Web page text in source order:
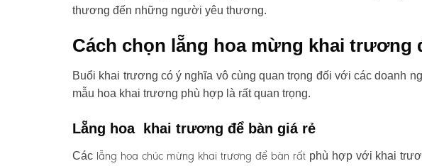
thương đến những người yêu thương.
Cách chọn lẵng hoa mừng khai trương
Buổi khai trương có ý nghĩa vô cùng quan trọng đối với các doanh
mẫu hoa khai trương phù hợp là rất quan trọng.
Lẵng hoa khai trương để bàn giá rẻ
Các lẵng hoa chúc mừng khai trương để bàn rấtphù hợp với khai